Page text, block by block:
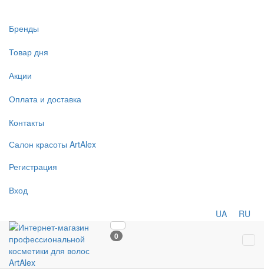
Бренды
Товар дня
Акции
Оплата и доставка
Контакты
Салон красоты ArtAlex
Регистрация
Вход
UA RU
0